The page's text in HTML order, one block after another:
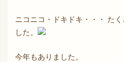
ニコニコ・ドキドキ・・・ た
した。
今年もありました。